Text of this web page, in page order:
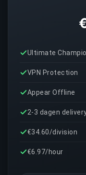
Ultimate
VPN Protection
Appear Offline
2-3 dagen
€34.60/division
€6.97/hour